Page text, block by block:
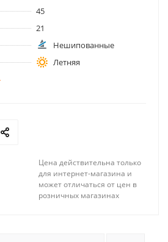
45
21
Нешипованные
Летняя
Цена действительна только
для интернет-магазина и
может отличаться от цен в
розничных магазинах